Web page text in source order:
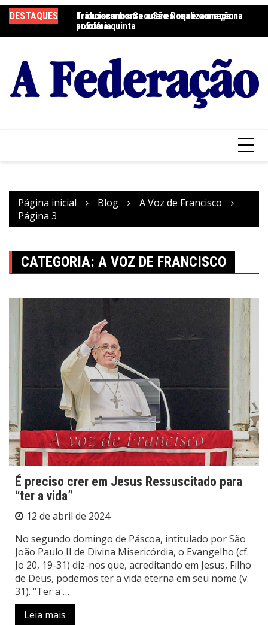
para
o
DESTAQUES
Tríduo em honra a São Roque começa na
próxima quinta
Franciscanos Seculares realizam ação
solidária
Página inicial Blog
A Voz de Francisco
Página 3
CATEGORIA: A VOZ DE FRANCISCO
É preciso crer em Jesus Ressuscitado para
“ter a vida”
12 de abril de 2024
No segundo domingo de Páscoa, intitulado por São
João Paulo II de Divina Misericórdia, o Evangelho (cf.
Jo 20, 19-31) diz-nos que, acreditando em Jesus, Filho
de Deus, podemos ter a vida eterna em seu nome (v.
31). “Ter a …
Leia mais